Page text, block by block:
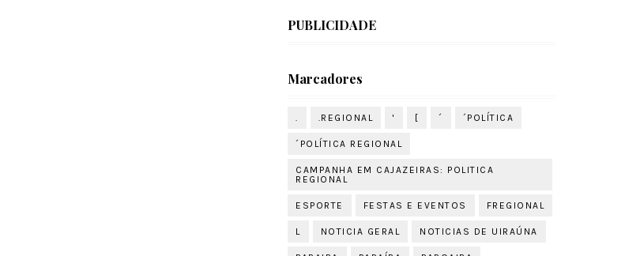
PUBLICIDADE
Marcadores
. .REGIONAL ' [ ´ ´POLÍTICA
´POLÍTICA REGIONAL
CAMPANHA EM CAJAZEIRAS: POLITICA
REGIONAL
ESPORTE FESTAS E EVENTOS FREGIONAL
L NOTICIA GERAL NOTICIAS DE UIRAÚNA